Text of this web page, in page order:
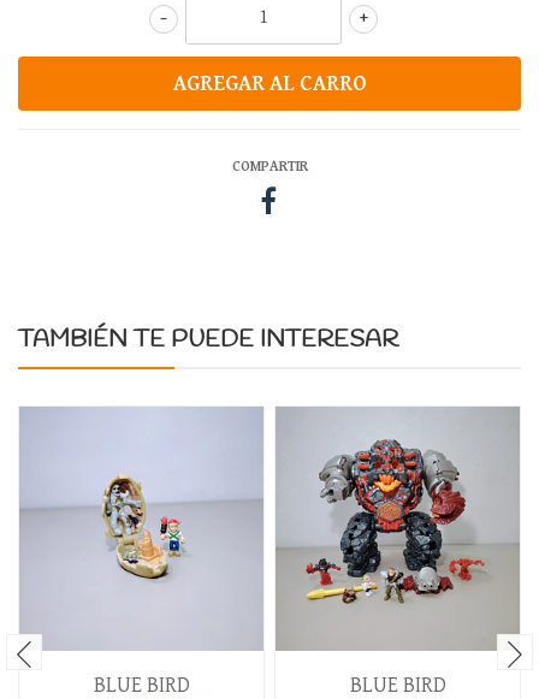
+
-
COMPARTIR
TAMBIÉN TE PUEDE INTERESAR
BLUE BIRD BLUE BIRD